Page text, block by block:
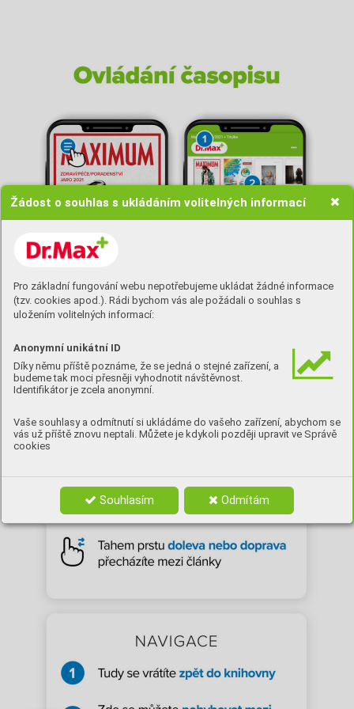
Žádost o souhlas s ukládáním volitelných informací
Pro základní fungování webu nepotřebujeme ukládat žádné informace
(tzv. cookies apod.). Rádi bychom vás ale požádali o souhlas s
uložením volitelných informací:
Anonymní unikátní ID
Díky němu příště poznáme, že se jedná o stejné zařízení, a
budeme tak moci přesněji vyhodnotit návštěvnost.
Identifikátor je zcela anonymní.
Vaše souhlasy a odmítnutí si ukládáme do vašeho zařízení, abychom se
vás už příště znovu neptali. Můžete je kdykoli později upravit ve Správě
cookies
Souhlasím Odmítám